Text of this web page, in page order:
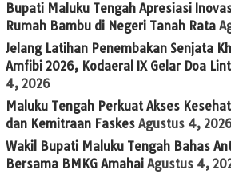
Bupati Maluku Tengah Apresiasi
Rumah Bambu di Negeri Tanah Rata
Jelang Latihan Penembakan Senjata
Amfibi 2026, Kodaeral IX Gelar Doa
4, 2026
Maluku Tengah Perkuat Akses
dan Kemitraan Faskes Agustus 4,
Wakil Bupati Maluku Tengah Bahas
Bersama BMKG Amahai Agustus 4,